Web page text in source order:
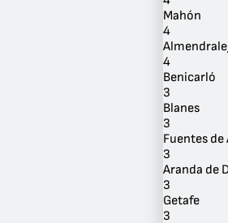
Mahón
4
4
Benicarló
3
Blanes
3
Fuentes
3
Aranda de
3
Getafe
3